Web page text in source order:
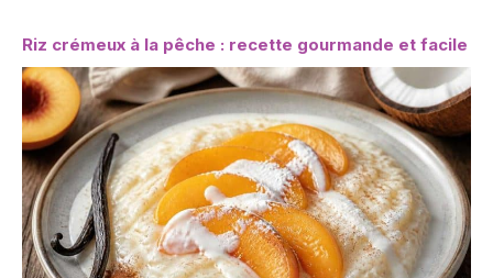
Riz crémeux à la pêche : recette gourmande et facile